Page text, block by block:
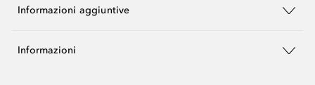
Informazioni aggiuntive
Informazioni